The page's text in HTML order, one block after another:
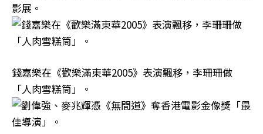
影展。
錢嘉樂在《歡樂滿東華2005》表演飄移，李珊珊做
「人肉雪糕筒」。